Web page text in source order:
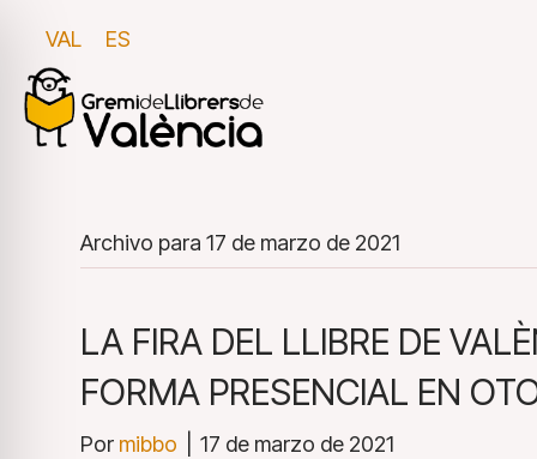
VAL ES
Archivo para 17 de marzo de 2021
LA FIRA DEL LLIBRE DE
FORMA PRESENCIAL EN
Por mibbo 17 de marzo de 2021